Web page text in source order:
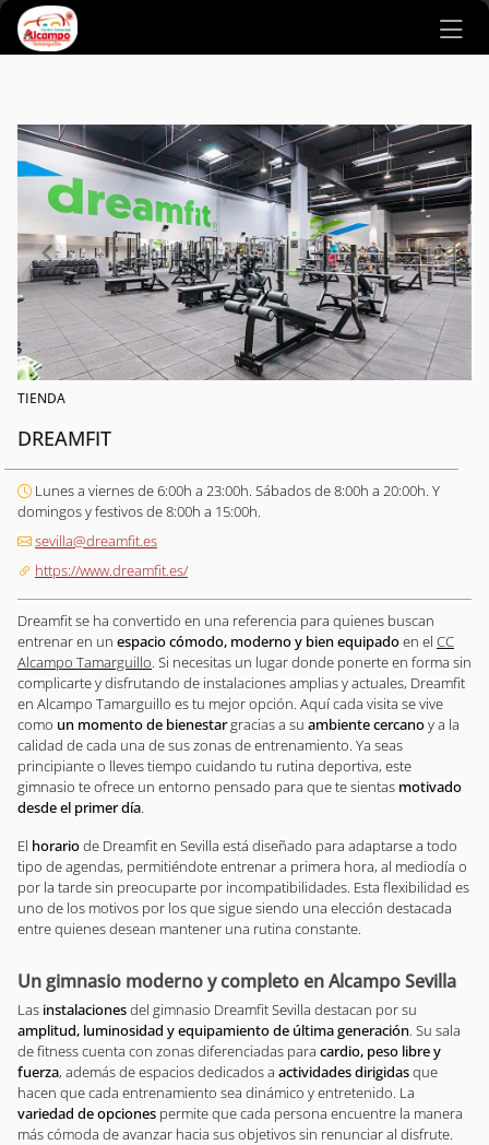
Ir al contenido principal
TIENDA
DREAMFIT
Lunes a viernes de 6:00h a 23:00h. Sábados de 8:00h a 20:00h. Y
domingos y festivos de 8:00h a 15:00h.
sevilla@dreamfit.es
https://www.dreamfit.es/
Dreamfit se ha convertido en una referencia para quienes buscan
entrenar en un espacio cómodo, moderno y bien equipadoen el CC
Alcampo Tamarguillo. Si necesitas un lugar donde ponerte en forma sin
complicarte y disfrutando de instalaciones amplias y actuales, Dreamfit
en Alcampo Tamarguillo es tu mejor opción. Aquí cada visita se vive
como un momento de bienestargracias a su ambiente cercanoy a la
calidad de cada una de sus zonas de entrenamiento. Ya seas
principiante o lleves tiempo cuidando tu rutina deportiva, este
gimnasio te ofrece un entorno pensado para que te sientas motivado
desde el primer día.
El horariode Dreamfit en Sevilla está diseñado para adaptarse a todo
tipo de agendas, permitiéndote entrenar a primera hora, al mediodía o
por la tarde sin preocuparte por incompatibilidades. Esta flexibilidad es
uno de los motivos por los que sigue siendo una elección destacada
entre quienes desean mantener una rutina constante.
Un gimnasio moderno y completo en Alcampo Sevilla
Las instalacionesdel gimnasio Dreamfit Sevilla destacan por su
amplitud, luminosidad y equipamiento de última generación. Su sala
de fitness cuenta con zonas diferenciadas para cardio, peso libre y
fuerza, además de espacios dedicados a actividades dirigidasque
hacen que cada entrenamiento sea dinámico y entretenido. La
variedad de opciones permite que cada persona encuentre la manera
más cómoda de avanzar hacia sus objetivos sin renunciar al disfrute.